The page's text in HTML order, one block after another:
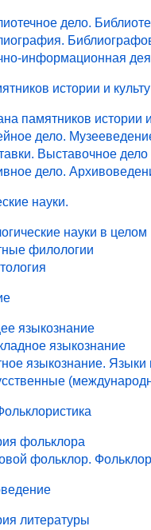
дело.
информационная
истории и
памятников истории
дело.
Выставочное дело
дело.
науки.
науки в целом
филологии
языкознание
языкознание
языкознание. Языки
фольклора
фольклор.
литературы